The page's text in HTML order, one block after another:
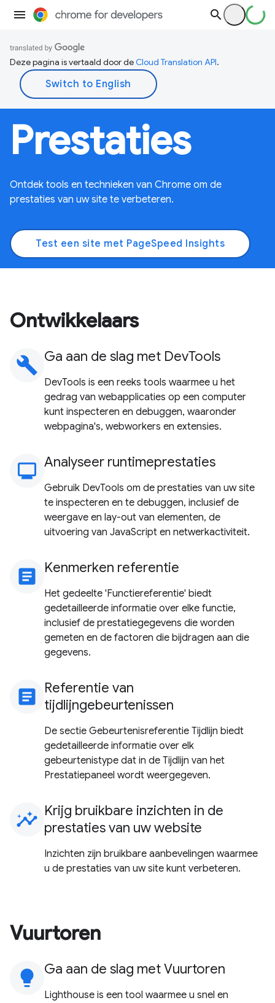
Deze pagina is vertaald door deCloud Translation API.
Prestaties
Ontdek tools en technieken van Chrome om de
prestaties van uw site te verbeteren.
Test een site met PageSpeed ​​Insights
Ontwikkelaars
build Ga aan de slag met DevTools
DevTools is een reeks tools waarmee u het
gedrag van webapplicaties op een computer
kunt inspecteren en debuggen, waaronder
webpagina's, webworkers en extensies.
monitoring
Analyseer runtimeprestaties
Gebruik DevTools om de prestaties van uw site
te inspecteren en te debuggen, inclusief de
weergave en lay-out van elementen, de
uitvoering van JavaScript en netwerkactiviteit.
article Kenmerken referentie
Het gedeelte 'Functiereferentie' biedt
gedetailleerde informatie over elke functie,
inclusief de prestatiegegevens die worden
gemeten en de factoren die bijdragen aan die
gegevens.
article Referentie van
tijdlijngebeurtenissen
De sectie Gebeurtenisreferentie Tijdlijn biedt
gedetailleerde informatie over elk
gebeurtenistype dat in de Tijdlijn van het
Prestatiepaneel wordt weergegeven.
insights Krijg bruikbare inzichten in de
prestaties van uw website
Inzichten zijn bruikbare aanbevelingen waarmee
u de prestaties van uw site kunt verbeteren.
Vuurtoren
lightbulb Ga aan de slag met Vuurtoren
Lighthouse is een tool waarmee u snel en